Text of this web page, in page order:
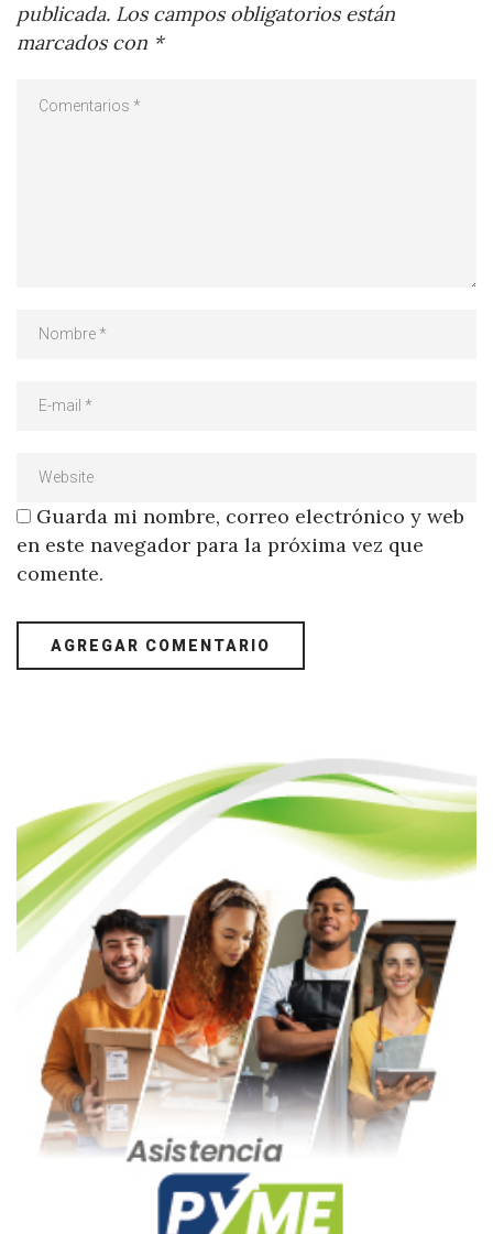
publicada. Los campos obligatorios están
marcados con *
Guarda mi nombre, correo electrónico y web
en este navegador para la próxima vez que
comente.